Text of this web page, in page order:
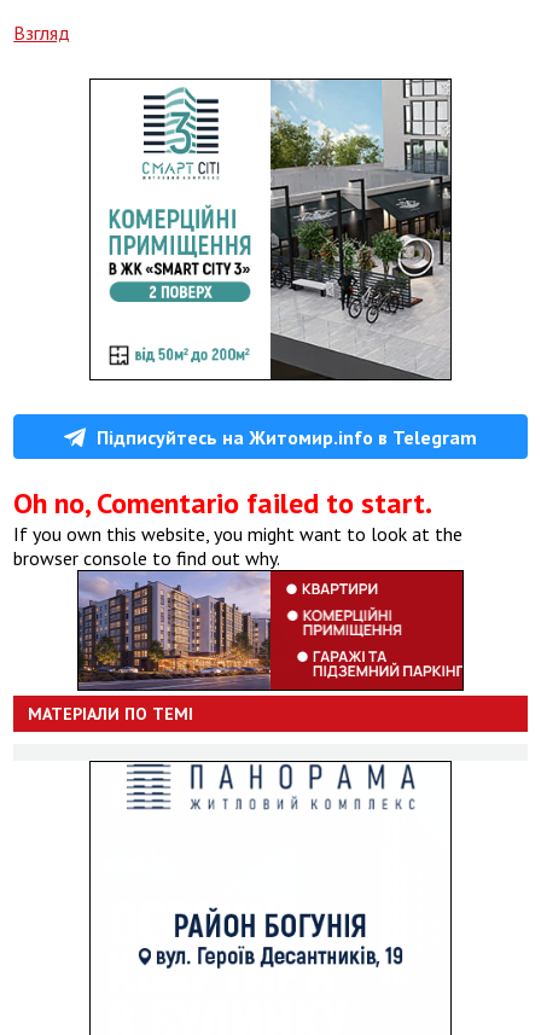
Взгляд
Підписуйтесь на Житомир.info в Telegram
Oh no, Comentario failed to start.
If you own this website, you might want to look at the
browser console to find out why.
МАТЕРІАЛИ ПО ТЕМІ